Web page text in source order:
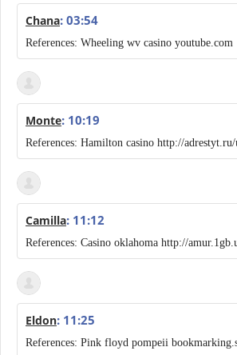
Chana: 03:54
References: Wheeling wv casino youtube.com
Monte: 10:19
References: Hamilton casino http://
Camilla: 11:12
References: Casino oklahoma http://
Eldon: 11:25
References: Pink floyd pompeii